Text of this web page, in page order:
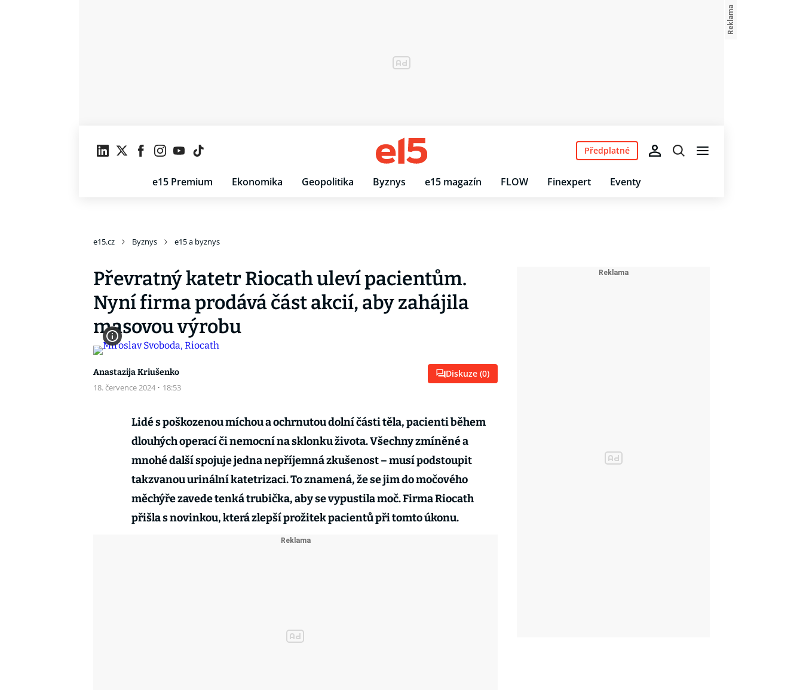
e15 Premium Ekonomika Geopolitika Byznys e15 magazín FLOW Finexpert Eventy
Předplatné
e15.cz Byznys e15 a byznys
Převratný katetr Riocath uleví pacientům.
Nyní firma prodává část akcií, aby zahájila
masovou výrobu
Anastazija Kriušenko
18. července 2024 · 18:53
Diskuze (0)
Lidé s poškozenou míchou a ochrnutou dolní části těla, pacienti během
dlouhých operací či nemocní na sklonku života. Všechny zmíněné a
mnohé další spojuje jedna nepříjemná zkušenost – musí podstoupit
takzvanou urinální katetrizaci. To znamená, že se jim do močového
měchýře zavede tenká trubička, aby se vypustila moč. Firma Riocath
přišla s novinkou, která zlepší prožitek pacientů při tomto úkonu.